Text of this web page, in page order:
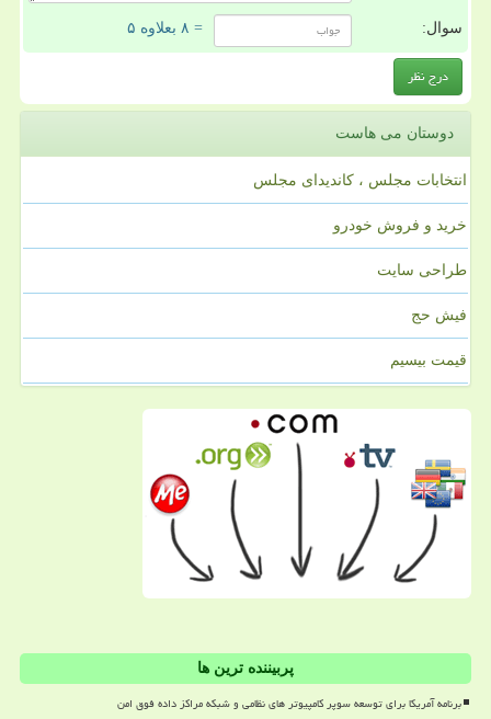
سوال: = ۸ بعلاوه ۵
دوستان می هاست
انتخابات مجلس ، کاندیدای مجلس
خرید و فروش خودرو
طراحی سایت
فیش حج
قیمت بیسیم
پربیننده ترین ها
برنامه آمریکا برای توسعه سوپر کامپیوتر های نظامی و شبکه مراکز داده فوق امن